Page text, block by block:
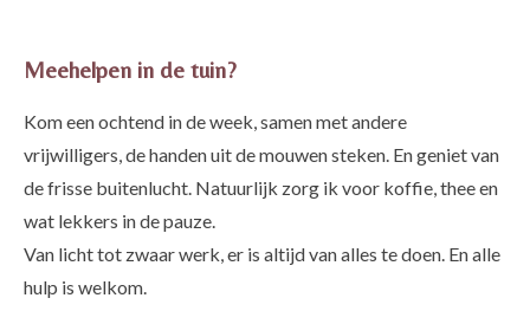
Meehelpen in de tuin?
Kom een ochtend in de week, samen met andere
vrijwilligers, de handen uit de mouwen steken. En geniet van
de frisse buitenlucht. Natuurlijk zorg ik voor koffie, thee en
wat lekkers in de pauze.
Van licht tot zwaar werk, er is altijd van alles te doen. En alle
hulp is welkom.